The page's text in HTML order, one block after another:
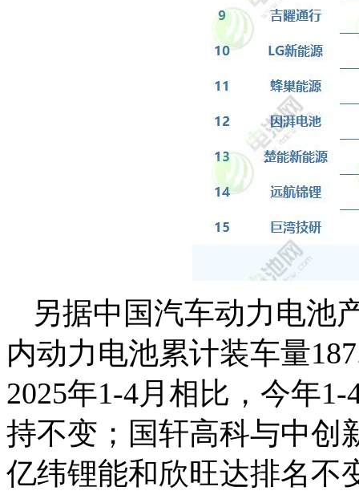
另据中国汽车动力电池
内动力电池累计装车量
2025年1-4月相比，今年
持不变；国轩高科与中创
亿纬锂能和欣旺达排名不